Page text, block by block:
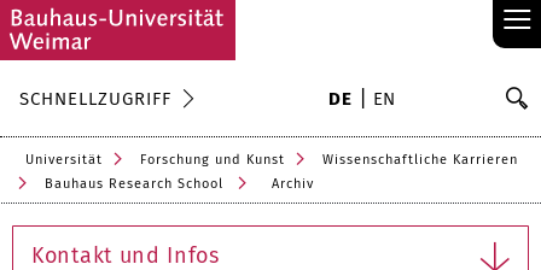
≡
SCHNELLZUGRIFF DE EN
Universität Forschung und Kunst
Wissenschaftliche Karrieren
Bauhaus Research School
Archiv
Kontakt und Infos